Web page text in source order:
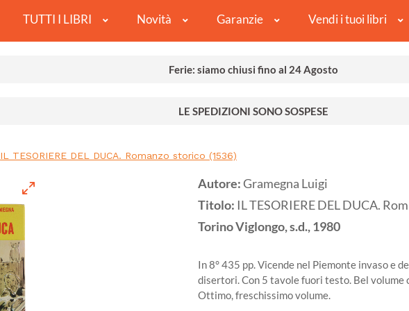
TUTTI I LIBRI Novità Garanzie Vendi i tuoi libri
Ferie: siamo chiusi fino al 24 Agosto
LE SPEDIZIONI SONO SOSPESE
IL TESORIERE DEL DUCA. Romanzo storico (1536)
Autore:Gramegna Luigi
Titolo: IL TESORIERE DEL DUCA.
TorinoViglongo, s.d.,1980
In 8° 435 pp. Vicende nel Piemonte invaso e
disertori. Con 5 tavole fuori testo. Bel
Ottimo, freschissimo volume.